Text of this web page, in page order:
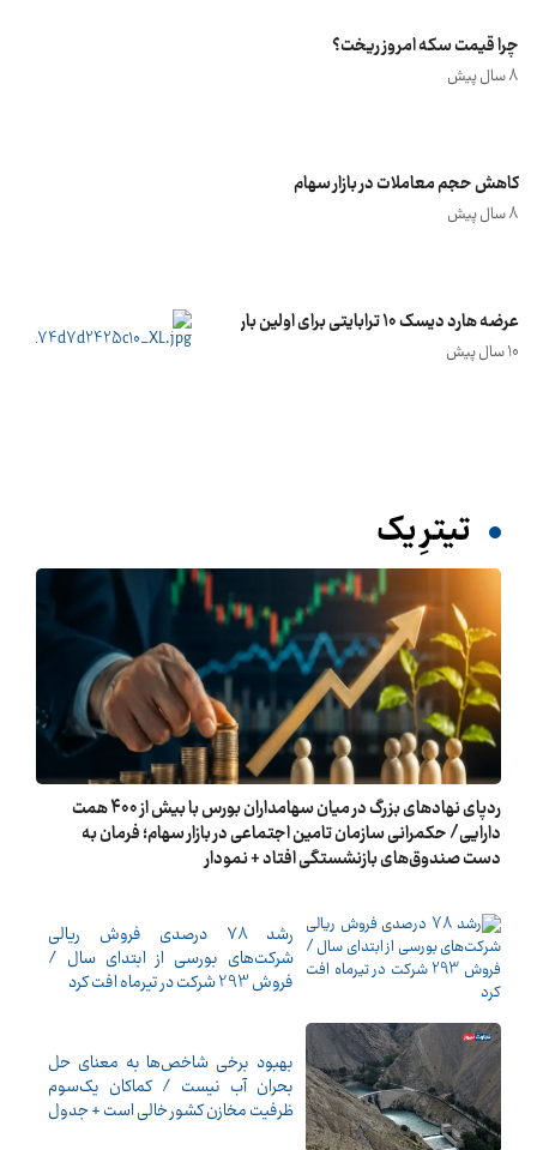
چرا قیمت سکه امروز ریخت؟
8 سال پیش
کاهش حجم معاملات در بازار سهام
8 سال پیش
عرضه هارد دیسک 10 ترابایتی برای اولین بار
10 سال پیش
تیترِ یک
ردپای نهادهای بزرگ در میان سهامداران بورس با بیش از 400 همت
دارایی/ حکمرانی سازمان تامین اجتماعی در بازار سهام؛ فرمان به
دست صندوق‌های بازنشستگی افتاد + نمودار
رشد 78 درصدی فروش ریالی
شرکت‌های بورسی از ابتدای سال /
فروش 293 شرکت در تیرماه افت کرد
بهبود برخی شاخص‌ها به معنای حل
بحران آب نیست / کماکان یک‌سوم
ظرفیت مخازن کشور خالی است + جدول